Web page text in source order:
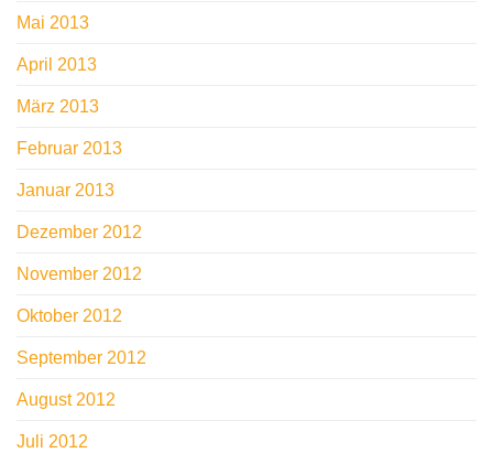
Mai 2013
April 2013
März 2013
Februar 2013
Januar 2013
Dezember 2012
November 2012
Oktober 2012
September 2012
August 2012
Juli 2012